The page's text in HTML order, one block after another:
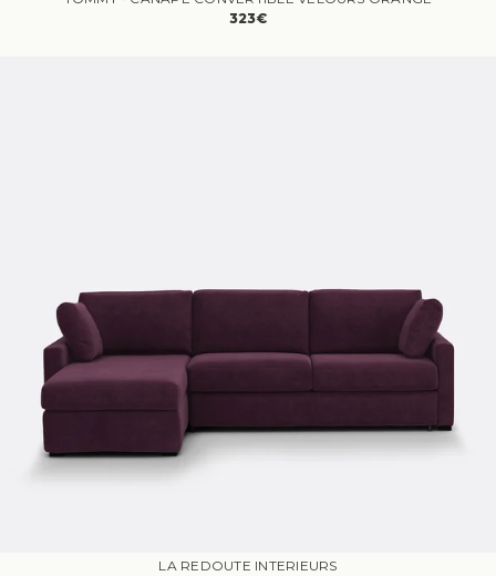
323€
LA REDOUTE INTERIEURS